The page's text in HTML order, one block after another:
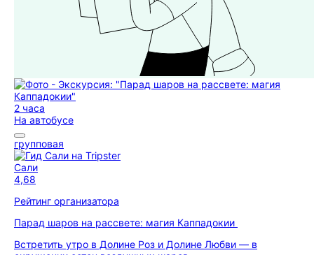
2 часа
На автобусе
групповая
Сали
4,68
Рейтинг организатора
Парад шаров на рассвете: магия Каппадокии
Встретить утро в Долине Роз и Долине Любви — в